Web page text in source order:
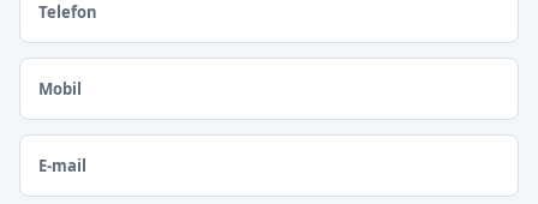
Telefon
Mobil
E-mail